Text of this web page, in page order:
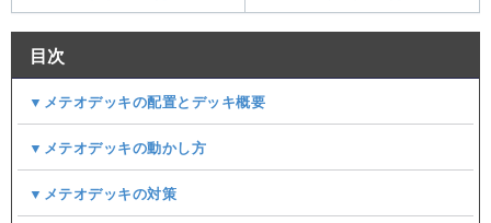
目次
▼メテオデッキの配置とデッキ概要
▼メテオデッキの動かし方
▼メテオデッキの対策